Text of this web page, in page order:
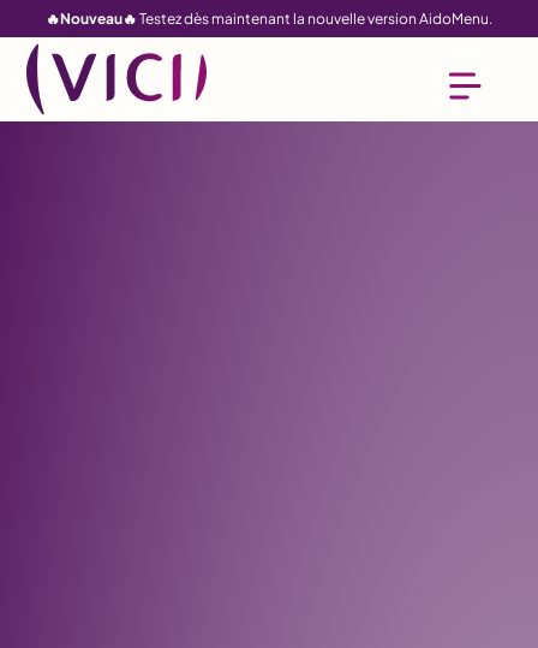
🔥Nouveau🔥 Testez dès maintenant la nouvelle version AidoMenu.